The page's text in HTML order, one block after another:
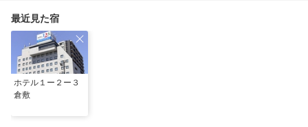
最近見た宿
ホテル１ー２ー３
倉敷